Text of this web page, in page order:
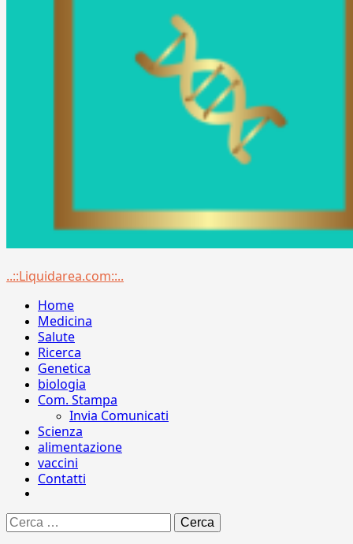
Menu
..::Liquidarea.com::..
Home
Medicina
Salute
Ricerca
Genetica
biologia
Com. Stampa
Invia Comunicati
Scienza
alimentazione
vaccini
Contatti
Ricerca
per: